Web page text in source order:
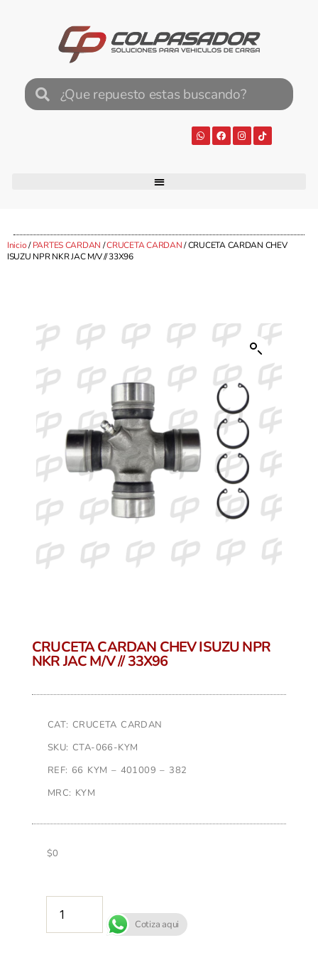
Inicio/PARTES CARDAN /CRUCETA CARDAN/ CRUCETA CARDAN CHEV
ISUZU NPR NKR JAC M/V // 33X96
CRUCETA CARDAN CHEV ISUZU NPR
NKR JAC M/V // 33X96
CAT: CRUCETA CARDAN
SKU: CTA-066-KYM
REF: 66 KYM – 401009 – 382
MRC: KYM
$0
Cotiza aqui